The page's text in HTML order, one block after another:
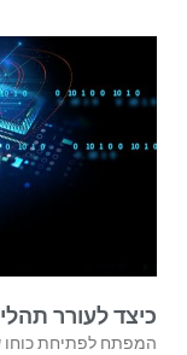
כיצד לעורר
המפתח לפתיחת כוחו